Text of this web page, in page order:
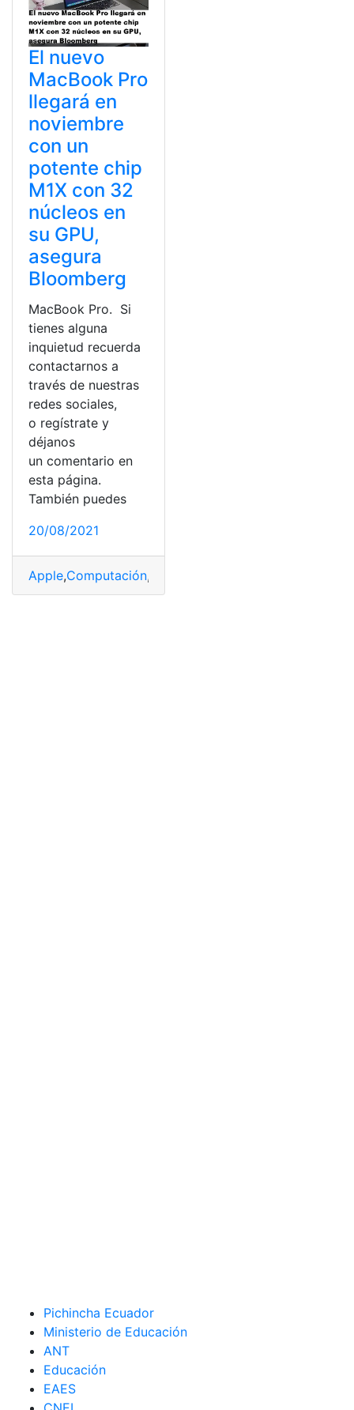
El nuevo
MacBook Pro
llegará en
noviembre
con un
potente chip
M1X con 32
núcleos en
su GPU,
asegura
Bloomberg
MacBook Pro. Si
tienes alguna
inquietud recuerda
contactarnos a
través de nuestras
redes sociales,
o regístrate y
déjanos
un comentario en
esta página.
También puedes
20/08/2021
Apple,Computación,
Pichincha Ecuador
Ministerio de Educación
ANT
Educación
EAES